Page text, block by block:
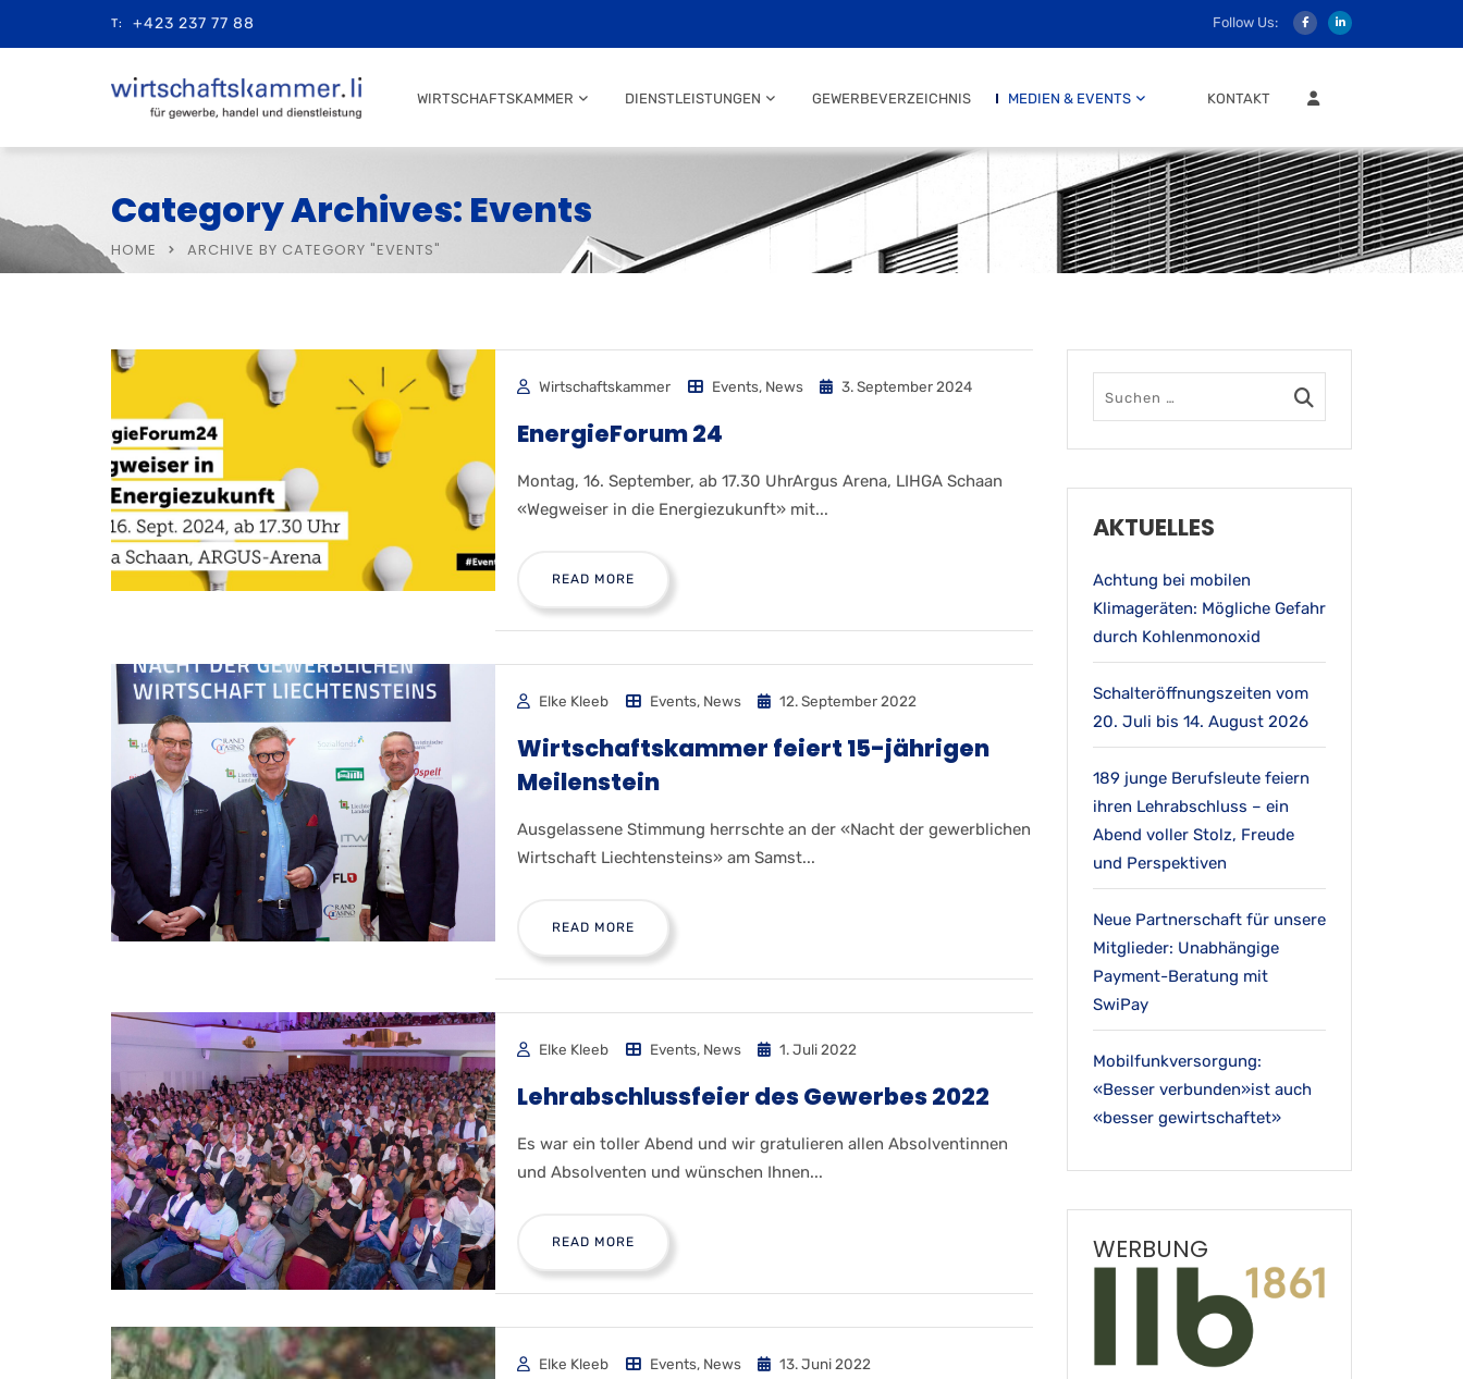
T: +423 237 77 88 Follow Us:
WIRTSCHAFTSKAMMER DIENSTLEISTUNGEN GEWERBEVERZEICHNIS MEDIEN & EVENTS KONTAKT MITGLIEDER LOGIN
Category Archives: Events
HOME ARCHIVE BY CATEGORY "EVENTS"
Wirtschaftskammer Events, News 3. September 2024
EnergieForum 24
Montag, 16. September, ab 17.30 UhrArgus Arena, LIHGA Schaan
«Wegweiser in die Energiezukunft» mit...
READ MORE
Elke Kleeb Events, News 12. September 2022
Wirtschaftskammer feiert 15-jährigen
Meilenstein
Ausgelassene Stimmung herrschte an der «Nacht der gewerblichen
Wirtschaft Liechtensteins» am Samst...
READ MORE
Elke Kleeb Events, News 1. Juli 2022
Lehrabschlussfeier des Gewerbes 2022
Es war ein toller Abend und wir gratulieren allen Absolventinnen
und Absolventen und wünschen Ihnen...
READ MORE
Elke Kleeb Events, News 13. Juni 2022
AKTUELLES
Achtung bei mobilen
Klimageräten: Mögliche Gefahr
durch Kohlenmonoxid
Schalteröffnungszeiten vom
20. Juli bis 14. August 2026
189 junge Berufsleute feiern
ihren Lehrabschluss – ein
Abend voller Stolz, Freude
und Perspektiven
Neue Partnerschaft für unsere
Mitglieder: Unabhängige
Payment-Beratung mit
SwiPay
Mobilfunkversorgung:
«Besser verbunden»ist auch
«besser gewirtschaftet»
WERBUNG